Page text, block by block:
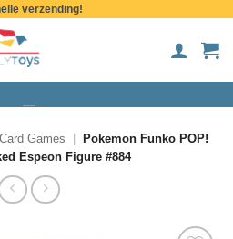
verzending!
Games
Pokemon Funko POP!
Espeon Figure #884